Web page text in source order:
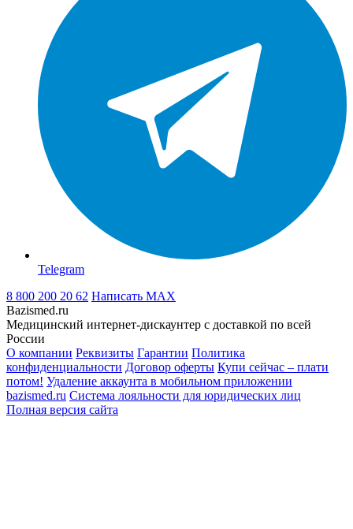
Telegram
8 800 200 20 62 Написать MAX
Bazismed.ru
Медицинский интернет-дискаунтер с доставкой по всей
России
О компании Реквизиты Гарантии Политика
конфиденциальности Договор оферты Купи сейчас – плати
потом! Удаление аккаунта в мобильном приложении
bazismed.ru Система лояльности для юридических лиц
Полная версия сайта